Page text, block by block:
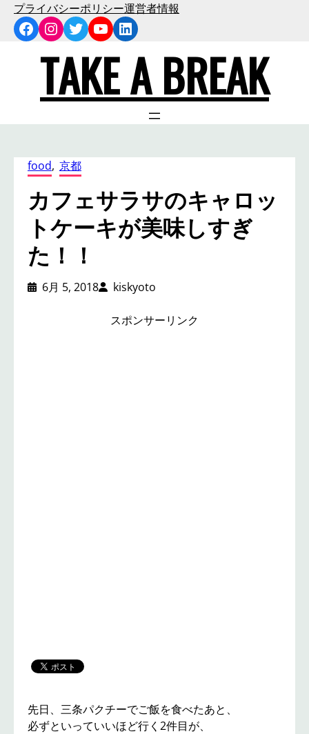
プライバシーポリシー運営者情報
Facebook
Instagram
Twitter
YouTube
LinkedIn
TAKE A BREAK
food, 京都
カフェサラサのキャロッ
トケーキが美味しすぎ
た！！
6月 5, 2018 kiskyoto
スポンサーリンク
先日、三条パクチーでご飯を食べたあと、
必ずといっていいほど行く2件目が、